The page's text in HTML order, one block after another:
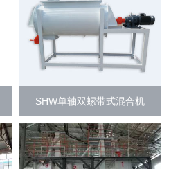
SHW单轴双螺带式混合机